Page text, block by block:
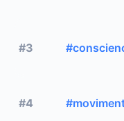
#3
#4